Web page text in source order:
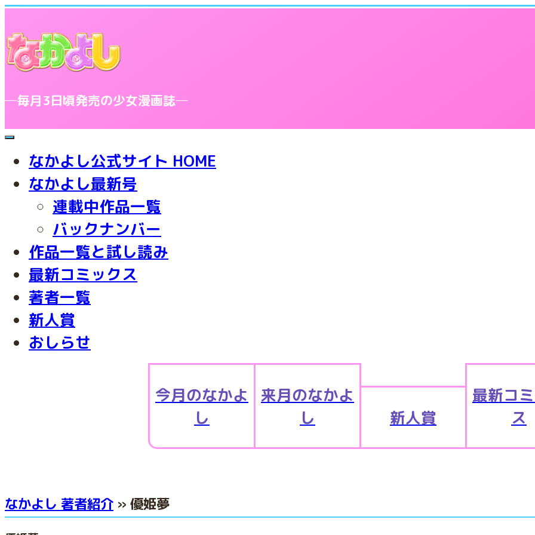
─毎月3日頃発売の少女漫画誌─
toggle
なかよし公式サイト HOME
なかよし最新号
連載中作品一覧
バックナンバー
作品一覧と試し読み
最新コミックス
著者一覧
新人賞
おしらせ
今月のなかよ
し
来月のなかよ
し
新人賞
最新コ
ス
なかよし 著者紹介 » 優姫夢